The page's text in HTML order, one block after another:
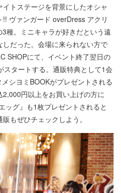
トステージを背景にしたオシャ
ヴァンガード overDress アクリ
種。ミニキャラが好きだという遠
だった。会場に来られない方で
SHOPにて、イベント終了翌日の
タートする。通販特典として1会
シヨミBOOKがプレゼントされる
円以上をお買い上げの方に
ッグ』も1枚プレゼントされると
もぜひチェックしよう。